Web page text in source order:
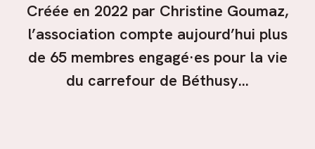
Créée en 2022 par Christine Goumaz,
l’association compte aujourd’hui plus
de 65 membres engagé·es pour la vie
du carrefour de Béthusy…